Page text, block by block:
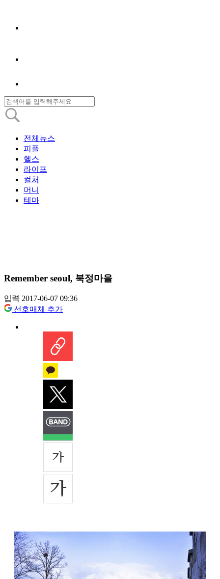
전체뉴스
피플
헬스
라이프
컬처
머니
테마
Remember seoul, 북정마을
입력 2017-06-07 09:36
선호매체 추가